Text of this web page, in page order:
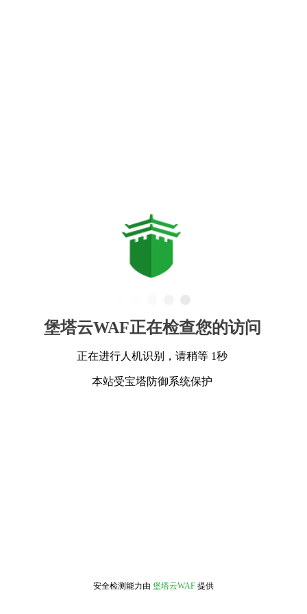
堡塔云WAF正在检查您的访问
正在进行人机识别，请稍等 1秒
本站受宝塔防御系统保护
安全检测能力由 堡塔云WAF 提供